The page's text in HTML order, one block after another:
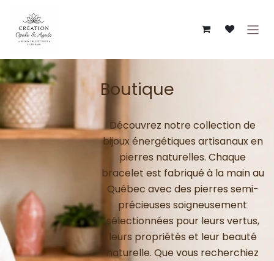
Boutique
Découvrez notre collection de
bijoux énergétiques artisanaux en
pierres naturelles. Chaque
bracelet est fabriqué à la main au
Québec avec des pierres semi-
précieuses soigneusement
sélectionnées pour leurs vertus,
leurs propriétés et leur beauté
naturelle. Que vous recherchiez